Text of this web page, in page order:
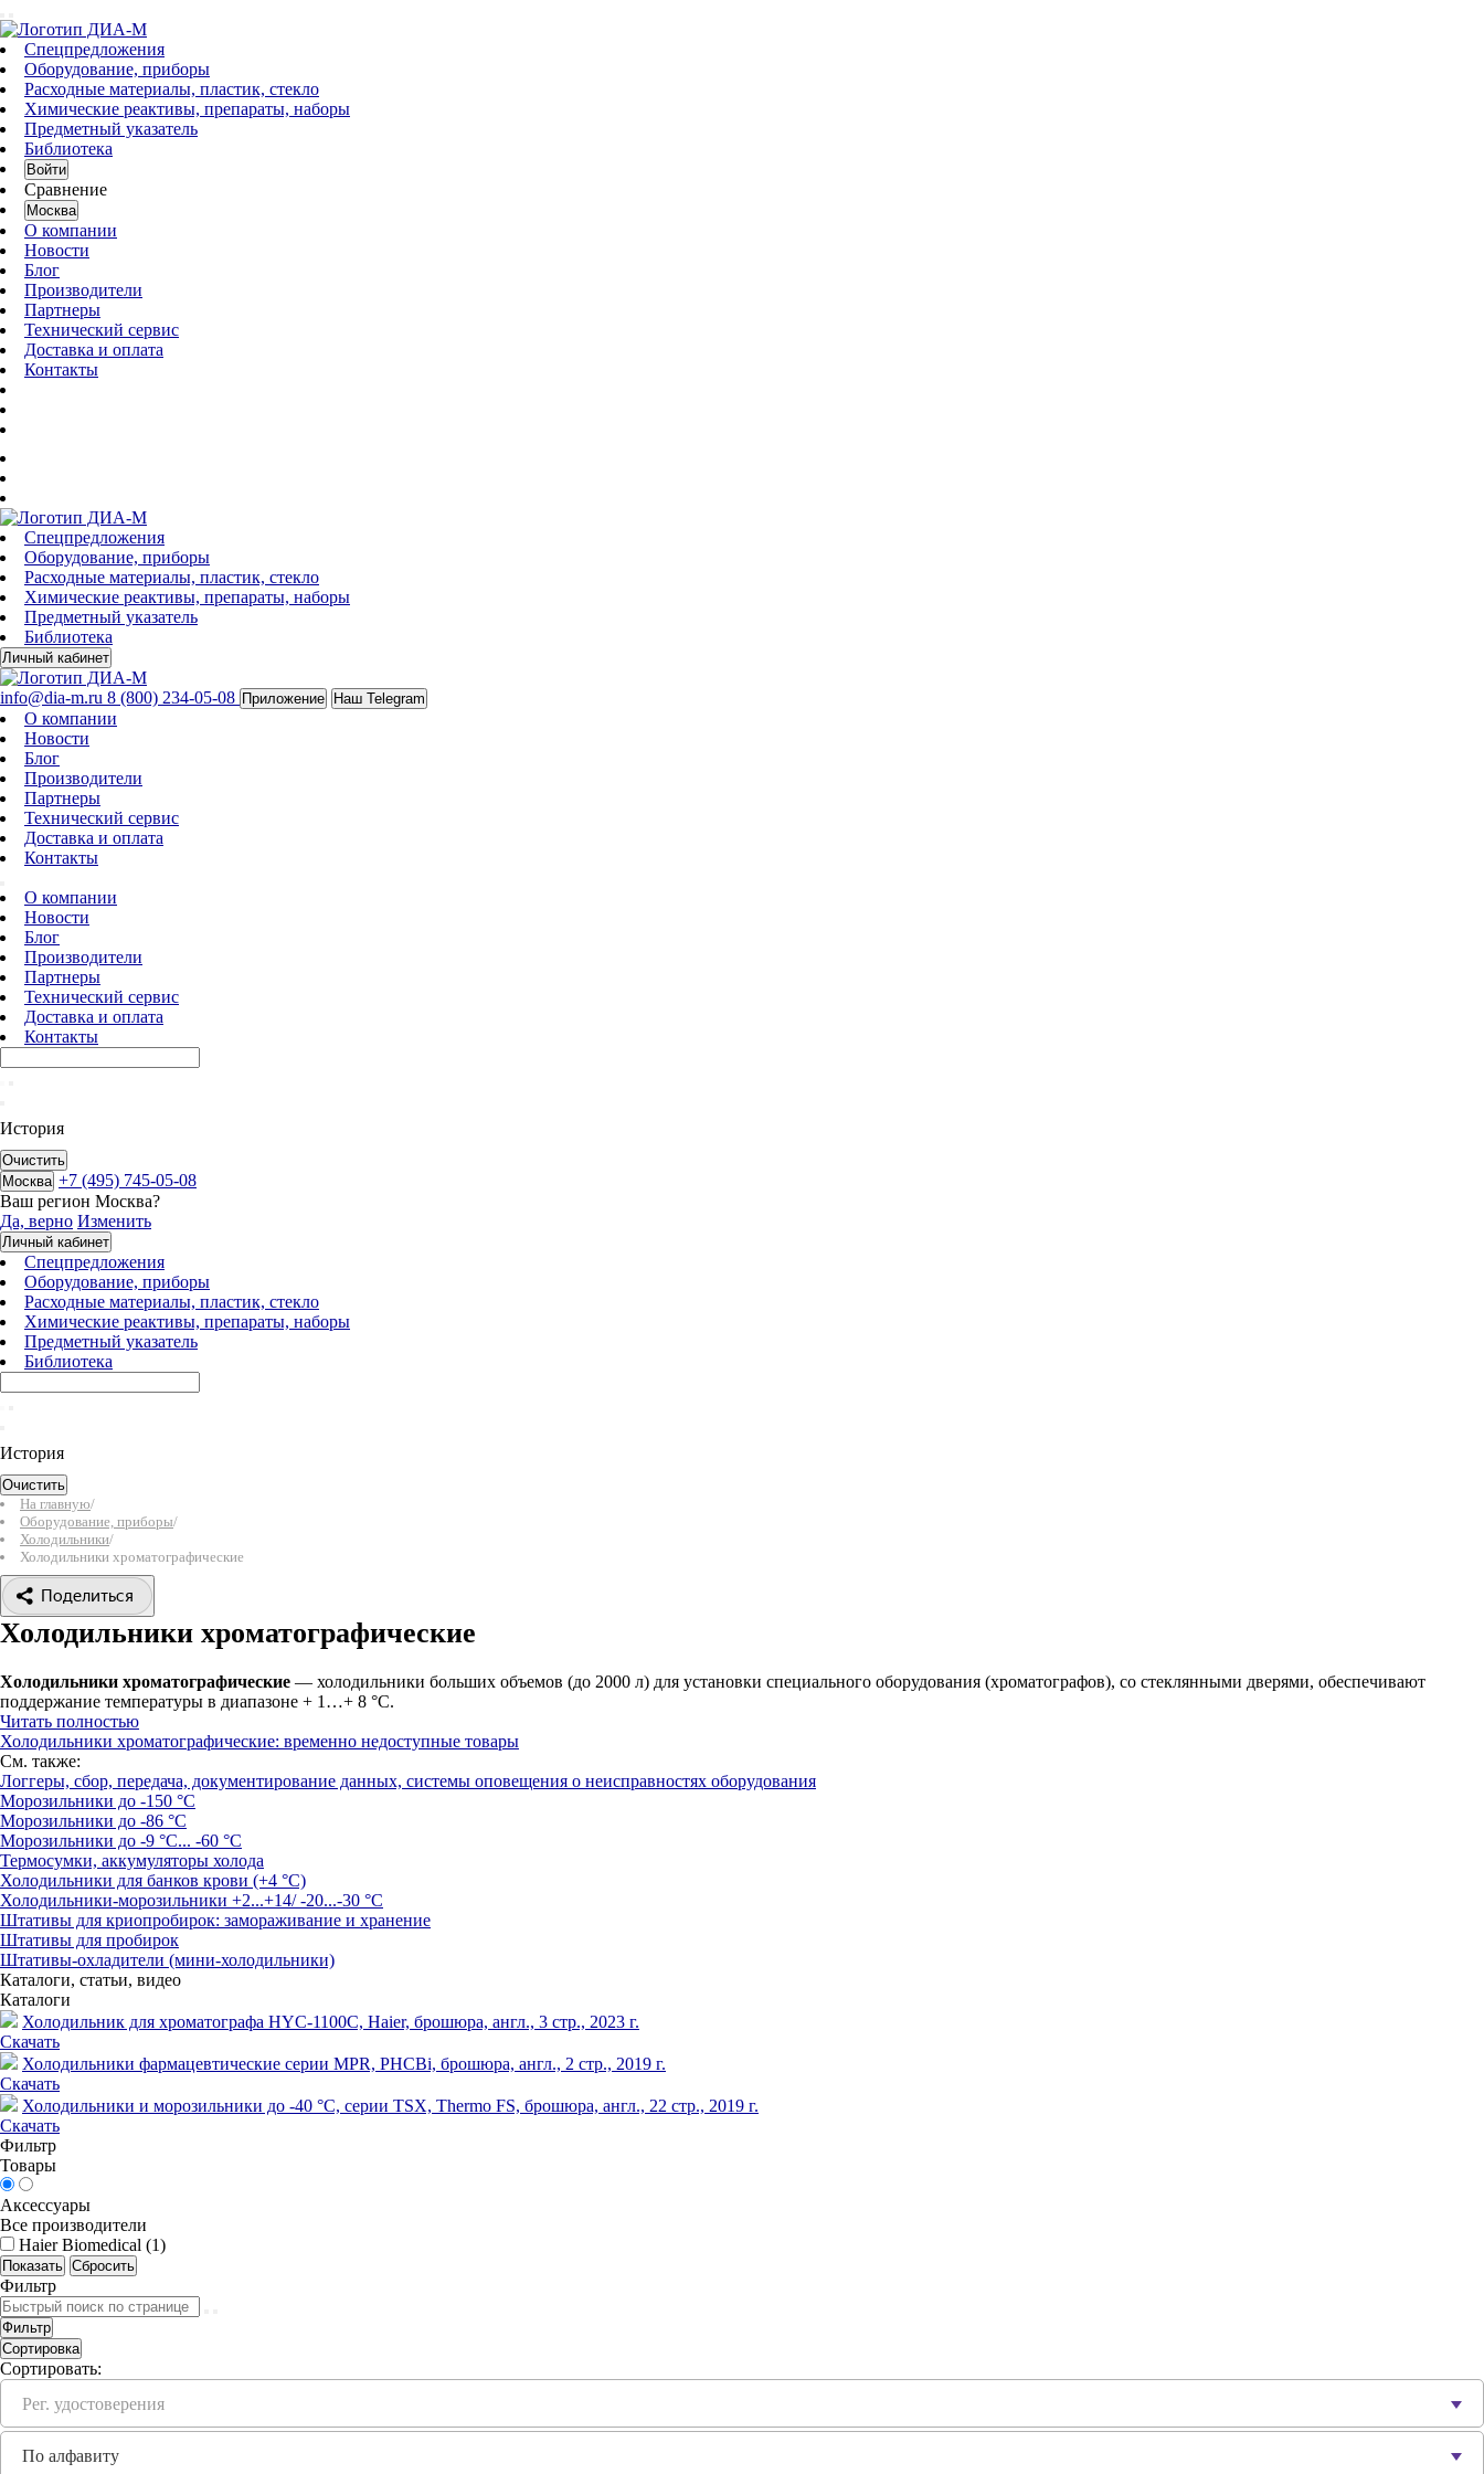
Спецпредложения
Оборудование, приборы
Расходные материалы, пластик, стекло
Химические реактивы, препараты, наборы
Предметный указатель
Библиотека
Войти
Сравнение
Москва
О компании
Новости
Блог
Производители
Партнеры
Технический сервис
Доставка и оплата
Контакты
Спецпредложения
Оборудование, приборы
Расходные материалы, пластик, стекло
Химические реактивы, препараты, наборы
Предметный указатель
Библиотека
Личный кабинет
info@dia-m.ru 8 (800) 234-05-08 Приложение Наш Telegram
О компании
Новости
Блог
Производители
Партнеры
Технический сервис
Доставка и оплата
Контакты
О компании
Новости
Блог
Производители
Партнеры
Технический сервис
Доставка и оплата
Контакты
История
Очистить
Москва +7 (495) 745-05-08
Ваш регион Москва?
Да, верно Изменить
Личный кабинет
Спецпредложения
Оборудование, приборы
Расходные материалы, пластик, стекло
Химические реактивы, препараты, наборы
Предметный указатель
Библиотека
История
Очистить
На главную/
Оборудование, приборы/
Холодильники/
Холодильники хроматографические
Поделиться
Холодильники хроматографические
Холодильники хроматографические — холодильники больших объемов (до 2000 л) для установки специального оборудования (хроматографов), со стеклянными дверями, обеспечивают
поддержание температуры в диапазоне + 1…+ 8 °С.
Читать полностью
Холодильники хроматографические: временно недоступные товары
См. также:
Логгеры, сбор, передача, документирование данных, системы оповещения о неисправностях оборудования
Морозильники до -150 °С
Морозильники до -86 °C
Морозильники до -9 °C... -60 °C
Термосумки, аккумуляторы холода
Холодильники для банков крови (+4 °С)
Холодильники-морозильники +2...+14/ -20...-30 °C
Штативы для криопробирок: замораживание и хранение
Штативы для пробирок
Штативы-охладители (мини-холодильники)
Каталоги, статьи, видео
Каталоги
Холодильник для хроматографа HYC-1100C, Haier, брошюра, англ., 3 стр., 2023 г.
Скачать
Холодильники фармацевтические серии MPR, PHCBi, брошюра, англ., 2 стр., 2019 г.
Скачать
Холодильники и морозильники до -40 °С, серии TSX, Thermo FS, брошюра, англ., 22 стр., 2019 г.
Скачать
Фильтр
Товары
Аксессуары
Все производители
Haier Biomedical (1)
Фильтр
Фильтр
Сортировка
Сортировать:
Рег. удостоверения
По алфавиту